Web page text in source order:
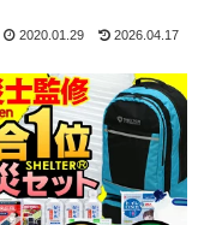
2020.01.29 2026.04.17